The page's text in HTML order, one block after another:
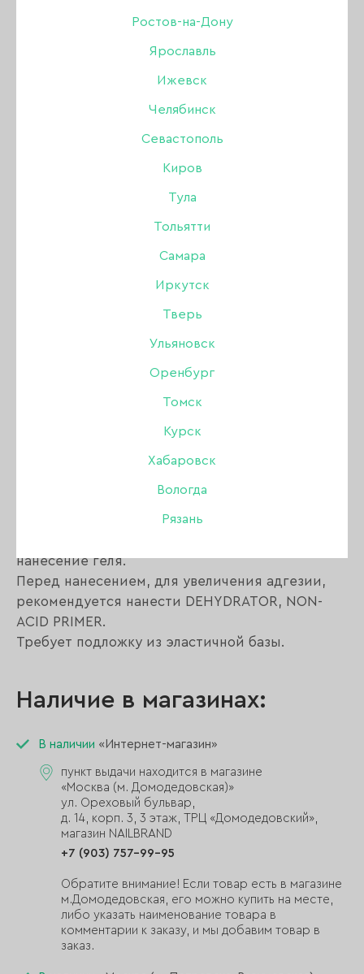
Ростов-на-Дону
Ярославль
Ижевск
Челябинск
Севастополь
Киров
Тула
Тольятти
Самара
Иркутск
Тверь
Ульяновск
Оренбург
Томск
Курск
Хабаровск
Вологда
Рязань
1 290 ₽
В наличии в интернет-магазине
искусственной ногтевой пластины.
Гель легко наносится и самовыравнивается,
За счёт своей средне-густой консистенции не
нанесение геля.
Перед нанесением, для увеличения адгезии,
рекомендуется нанести DEHYDRATOR, NON-
ACID PRIMER.
Требует подложку из эластичной базы.
Наличие в магазинах:
В наличии «Интернет-магазин»
пункт выдачи находится в магазине
«Москва (м. Домодедовская)»
ул. Ореховый бульвар,
д. 14, корп. 3, 3 этаж, ТРЦ «Домодедовский»,
магазин NAILBRAND
+7 (903) 757-99-95
Обратите внимание! Если товар есть в магазине
м.Домодедовская, его можно купить на месте,
либо указать наименование товара в
комментарии к заказу, и мы добавим товар в
заказ.